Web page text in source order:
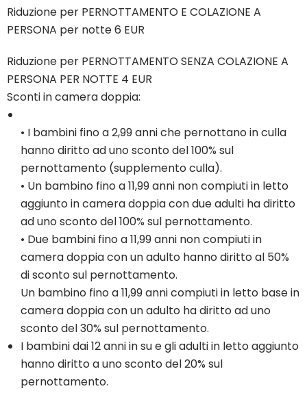
Riduzione per PERNOTTAMENTO E COLAZIONE A
PERSONA per notte 6 EUR
Riduzione per PERNOTTAMENTO SENZA COLAZIONE A
PERSONA PER NOTTE 4 EUR
Sconti in camera doppia:
• I bambini fino a 2,99 anni che pernottano in culla
hanno diritto ad uno sconto del 100% sul
pernottamento (supplemento culla).
• Un bambino fino a 11,99 anni non compiuti in letto
aggiunto in camera doppia con due adulti ha diritto
ad uno sconto del 100% sul pernottamento.
• Due bambini fino a 11,99 anni non compiuti in
camera doppia con un adulto hanno diritto al 50%
di sconto sul pernottamento.
Un bambino fino a 11,99 anni compiuti in letto base in
camera doppia con un adulto ha diritto ad uno
sconto del 30% sul pernottamento.
I bambini dai 12 anni in su e gli adulti in letto aggiunto
hanno diritto a uno sconto del 20% sul
pernottamento.